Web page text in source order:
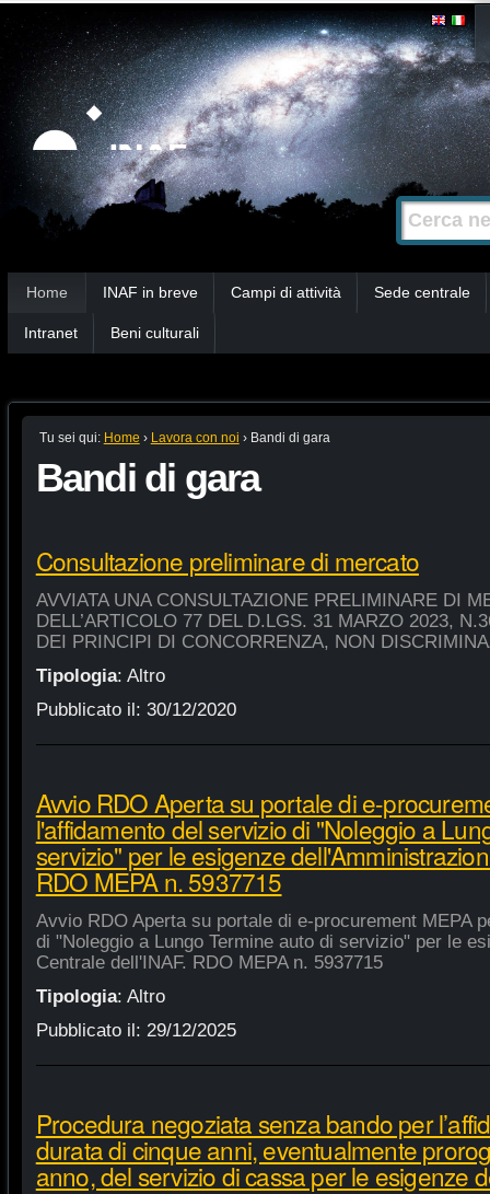
Strumenti
personali
Salta
contenuti.
|
Salta
alla
navigazione
Cerca nel
Ricerca
avanzata…
Home INAF in breve Campi di attività Sede centrale
Intranet Beni culturali
Tu sei qui: Home › Lavora con noi › Bandi di gara
Bandi di gara
Consultazione preliminare di mercato
AVVIATA UNA CONSULTAZIONE PRELIMINARE DI
DELL’ARTICOLO 77 DEL D.LGS. 31 MARZO 2023,
DEI PRINCIPI DI CONCORRENZA, NON
Tipologia: Altro
Pubblicato il: 30/12/2020
Avvio RDO Aperta su portale di e-
l'affidamento del servizio di "Noleggio a
servizio" per le esigenze
RDO MEPA n. 5937715
Avvio RDO Aperta su portale di e-procurement MEPA
di "Noleggio a Lungo Termine auto di servizio" per le
Centrale dell'INAF. RDO MEPA n. 5937715
Tipologia: Altro
Pubblicato il: 29/12/2025
Procedura negoziata senza bando per
durata di cinque anni, eventualmente
anno, del servizio di cassa per le esigenze